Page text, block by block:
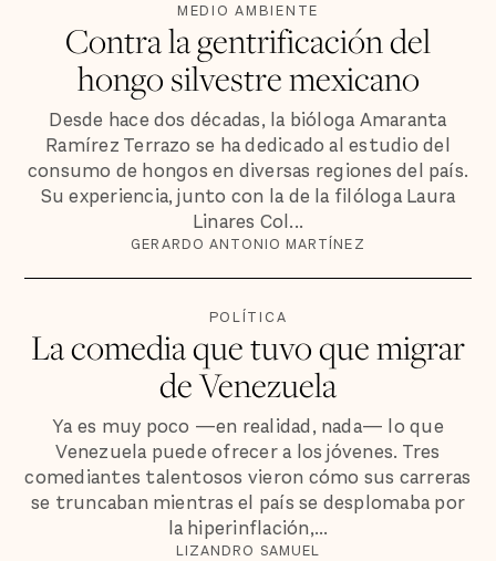
MEDIO AMBIENTE
Contra la gentrificación del
hongo silvestre mexicano
Desde hace dos décadas, la bióloga Amaranta
Ramírez Terrazo se ha dedicado al estudio del
consumo de hongos en diversas regiones del país.
Su experiencia, junto con la de la filóloga Laura
Linares Col...
GERARDO ANTONIO MARTÍNEZ
POLÍTICA
La comedia que tuvo que migrar
de Venezuela
Ya es muy poco —en realidad, nada— lo que
Venezuela puede ofrecer a los jóvenes. Tres
comediantes talentosos vieron cómo sus carreras
se truncaban mientras el país se desplomaba por
la hiperinflación,...
LIZANDRO SAMUEL